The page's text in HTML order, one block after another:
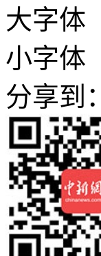
大字体
小字体
分享到：